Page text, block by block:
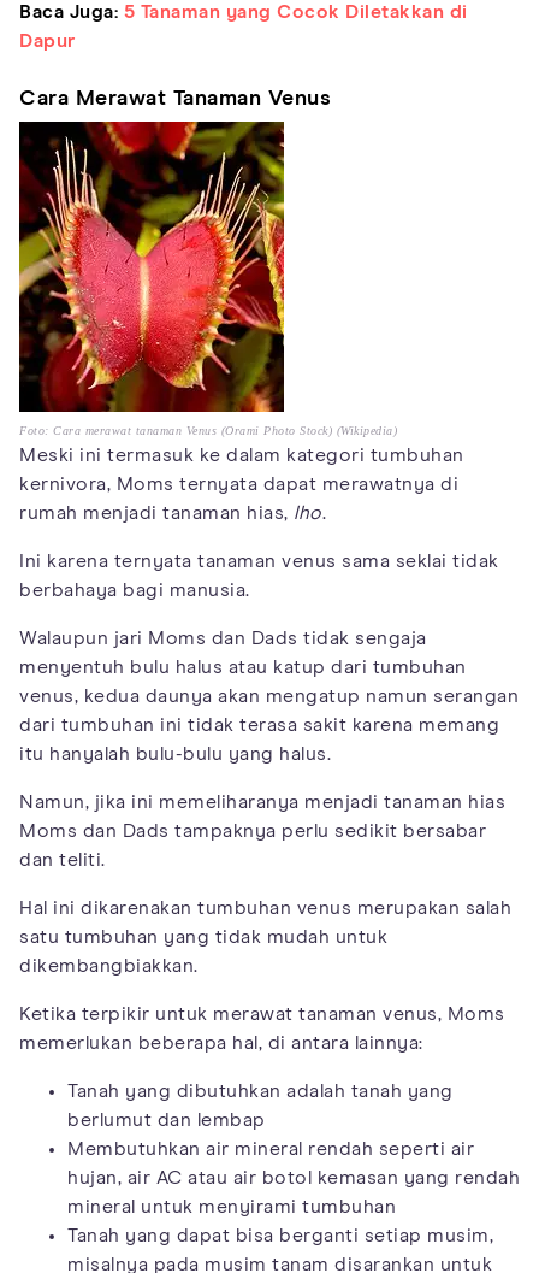
Baca Juga: 5 Tanaman yang Cocok Diletakkan di
Dapur
Cara Merawat Tanaman Venus
Foto: Cara merawat tanaman Venus (Orami Photo Stock) (Wikipedia)
Meski ini termasuk ke dalam kategori tumbuhan
kernivora, Moms ternyata dapat merawatnya di
rumah menjadi tanaman hias, lho.
Ini karena ternyata tanaman venus sama seklai tidak
berbahaya bagi manusia.
Walaupun jari Moms dan Dads tidak sengaja
menyentuh bulu halus atau katup dari tumbuhan
venus, kedua daunya akan mengatup namun serangan
dari tumbuhan ini tidak terasa sakit karena memang
itu hanyalah bulu-bulu yang halus.
Namun, jika ini memeliharanya menjadi tanaman hias
Moms dan Dads tampaknya perlu sedikit bersabar
dan teliti.
Hal ini dikarenakan tumbuhan venus merupakan salah
satu tumbuhan yang tidak mudah untuk
dikembangbiakkan.
Ketika terpikir untuk merawat tanaman venus, Moms
memerlukan beberapa hal, di antara lainnya:
Tanah yang dibutuhkan adalah tanah yang
berlumut dan lembap
Membutuhkan air mineral rendah seperti air
hujan, air AC atau air botol kemasan yang rendah
mineral untuk menyirami tumbuhan
Tanah yang dapat bisa berganti setiap musim,
misalnya pada musim tanam disarankan untuk